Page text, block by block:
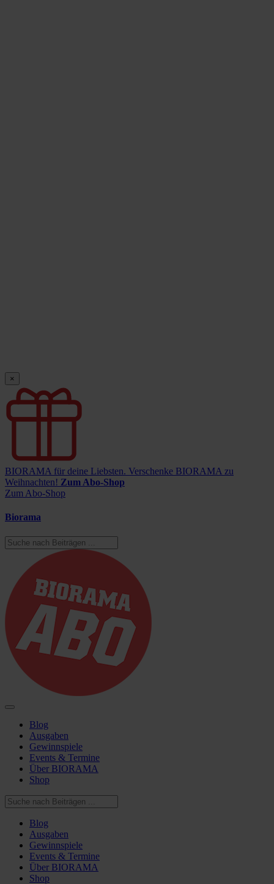
×
BIORAMA für deine Liebsten. Verschenke BIORAMA zu
Weihnachten! Zum Abo-Shop
Zum Abo-Shop
Biorama
Blog
Ausgaben
Gewinnspiele
Events & Termine
Über BIORAMA
Shop
Blog
Ausgaben
Gewinnspiele
Events & Termine
Über BIORAMA
Shop